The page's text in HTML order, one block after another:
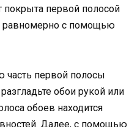
покрыта первой полосой
равномерно с помощью
первой полосы
обои рукой или
обоев находится
Далее, с помощью